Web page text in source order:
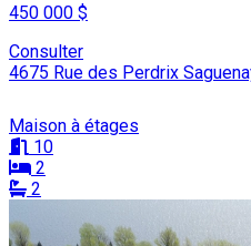
450 000 $
Consulter
4675 Rue des Perdrix
Maison à étages
10
2
2